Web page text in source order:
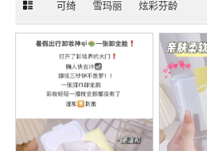
可绮 雪玛丽 炫彩芬龄